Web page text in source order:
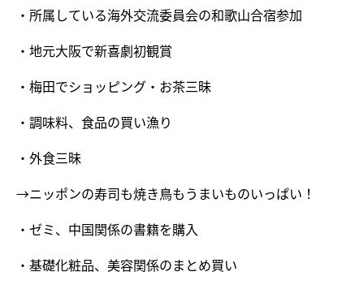
・所属している海外交流委員会の和歌山合宿参加
・地元大阪で新喜劇初観賞
・梅田でショッピング・お茶三昧
・調味料、食品の買い漁り
・外食三昧
→ニッポンの寿司も焼き鳥もうまいものいっぱい！
・ゼミ、中国関係の書籍を購入
・基礎化粧品、美容関係のまとめ買い